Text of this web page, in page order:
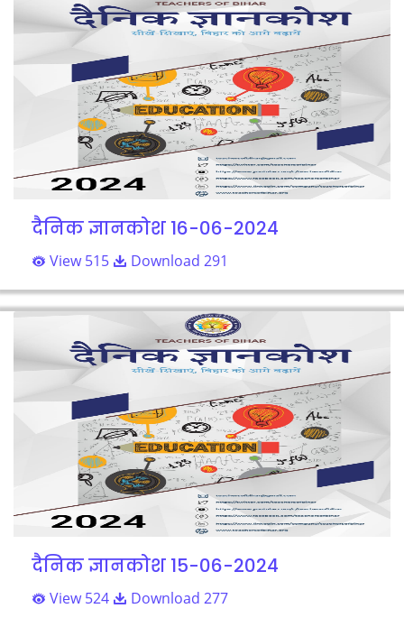
दैनिक ज्ञानकोश 16-06-2024
View 515 Download 291
दैनिक ज्ञानकोश 15-06-2024
View 524 Download 277